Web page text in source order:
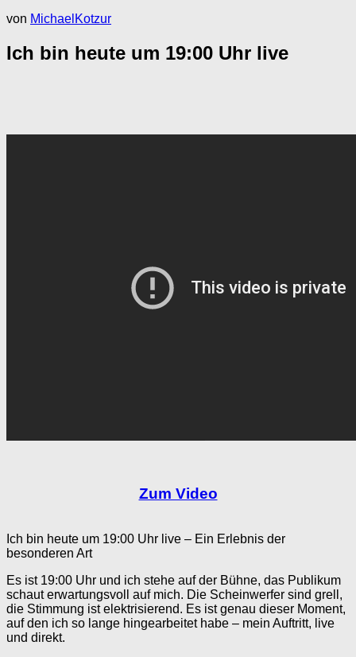
von MichaelKotzur
Ich bin heute um 19:00 Uhr live
Zum Video
Ich bin heute um 19:00 Uhr live – Ein Erlebnis der
besonderen Art
Es ist 19:00 Uhr und ich stehe auf der Bühne, das Publikum
schaut erwartungsvoll auf mich. Die Scheinwerfer sind grell,
die Stimmung ist elektrisierend. Es ist genau dieser Moment,
auf den ich so lange hingearbeitet habe – mein Auftritt, live
und direkt.